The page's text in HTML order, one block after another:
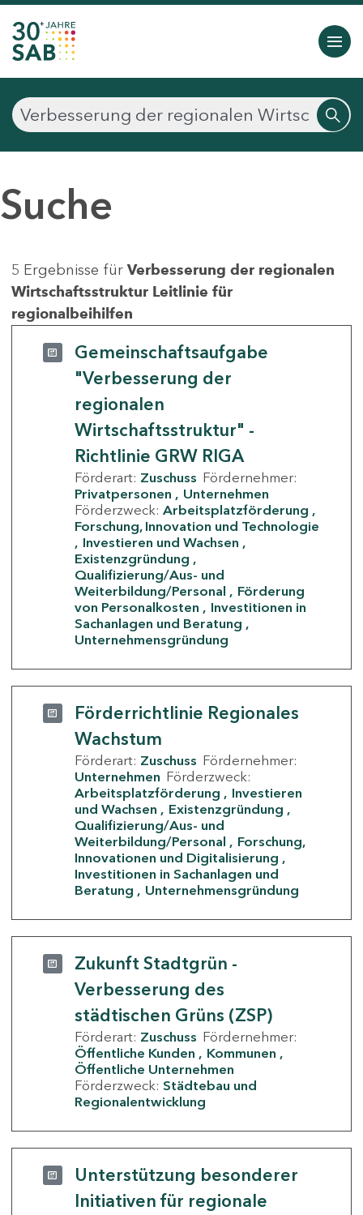
Suche
5 Ergebnisse für Verbesserung der regionalen
Wirtschaftsstruktur Leitlinie für
regionalbeihilfen
Gemeinschaftsaufgabe
"Verbesserung der
regionalen
Wirtschaftsstruktur" -
Richtlinie GRW RIGA
Förderart: Zuschuss Fördernehmer:
Privatpersonen
Unternehmen
Förderzweck: Arbeitsplatzförderung
Forschung, Innovation und Technologie
Investieren und Wachsen
Existenzgründung
Qualifizierung/Aus- und
Weiterbildung/Personal
Förderung
von Personalkosten
Investitionen in
Sachanlagen und Beratung
Unternehmensgründung
Förderrichtlinie Regionales
Wachstum
Förderart: Zuschuss Fördernehmer:
Unternehmen Förderzweck:
Arbeitsplatzförderung
Investieren
und Wachsen
Existenzgründung
Qualifizierung/Aus- und
Weiterbildung/Personal
Forschung,
Innovationen und Digitalisierung
Investitionen in Sachanlagen und
Beratung
Unternehmensgründung
Zukunft Stadtgrün -
Verbesserung des
städtischen Grüns (ZSP)
Förderart: Zuschuss Fördernehmer:
Öffentliche Kunden
Kommunen
Öffentliche Unternehmen
Förderzweck: Städtebau und
Regionalentwicklung
Unterstützung besonderer
Initiativen für regionale